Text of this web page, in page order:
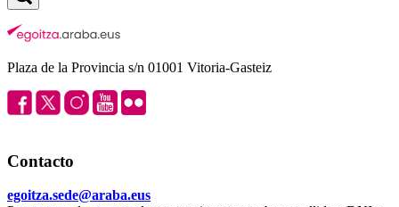
Plaza de la Provincia s/n 01001 Vitoria-Gasteiz
Contacto
egoitza.sede@araba.eus